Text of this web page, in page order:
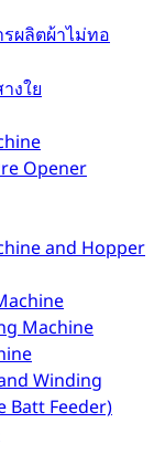
ผลิตผ้าไม่ทอ
งใย
Opener
and Hopper
Machine
Winding
Batt Feeder)